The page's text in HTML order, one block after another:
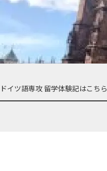
ドイツ語専攻 留学体験記はこちら